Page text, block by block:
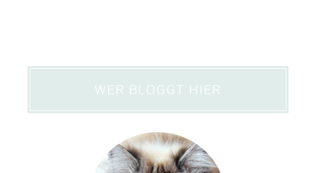
WER BLOGGT HIER